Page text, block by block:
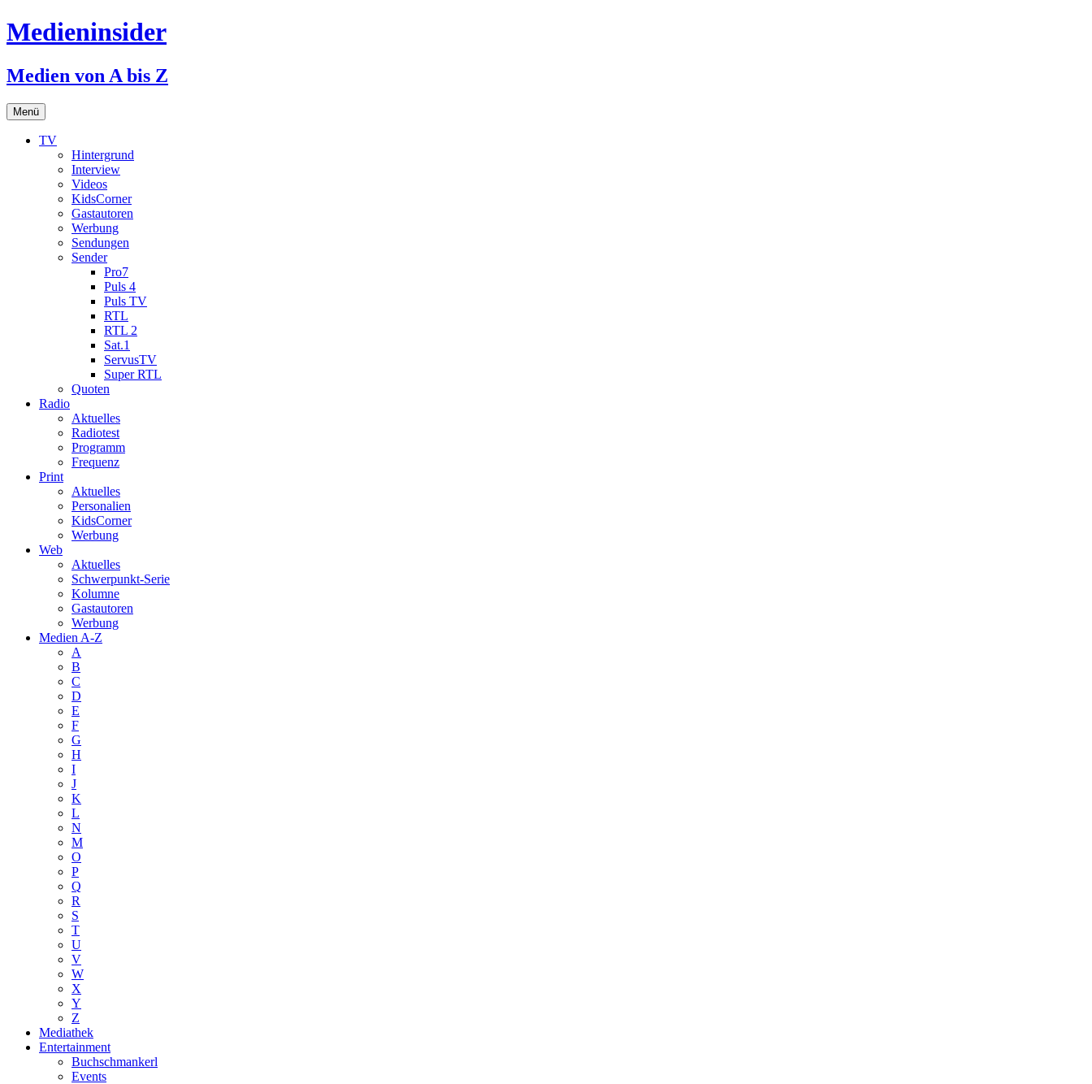
Medieninsider
Medien von A bis Z
Menü Zum
Inhalt
springen
TV
Hintergrund
Interview
Videos
KidsCorner
Gastautoren
Werbung
Sendungen
Sender
Pro7
Puls 4
Puls TV
RTL
RTL 2
Sat.1
ServusTV
Super RTL
Quoten
Radio
Aktuelles
Radiotest
Programm
Frequenz
Print
Aktuelles
Personalien
KidsCorner
Werbung
Web
Aktuelles
Schwerpunkt-Serie
Kolumne
Gastautoren
Werbung
Medien A-Z
A
B
C
D
E
F
G
H
I
J
K
L
N
M
O
P
Q
R
S
T
U
V
W
X
Y
Z
Mediathek
Entertainment
Buchschmankerl
Events